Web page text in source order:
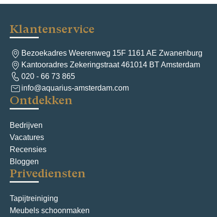
r
i
c
h
t
n
a
v
i
g
a
t
i
Ontdekken
Bedrijven
Vacatures
Recensies
Bloggen
Privediensten
Tapijtreiniging
Meubels schoonmaken
Klantenservice
Bezoekadres Weerenweg 15F 1161 AE Zwanenburg
Kantooradres Zekeringstraat 461014 BT Amsterdam
020 - 66 73 865
info@aquarius-amsterdam.com